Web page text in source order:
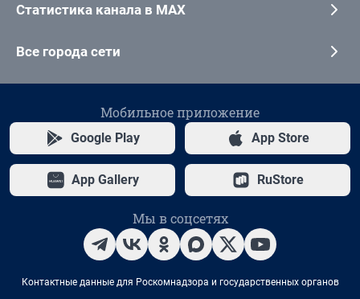
Статистика канала в MAX
Все города сети
Мобильное приложение
Google Play App Store
App Gallery RuStore
Мы в соцсетях
Контактные данные для Роскомнадзора и государственных органов